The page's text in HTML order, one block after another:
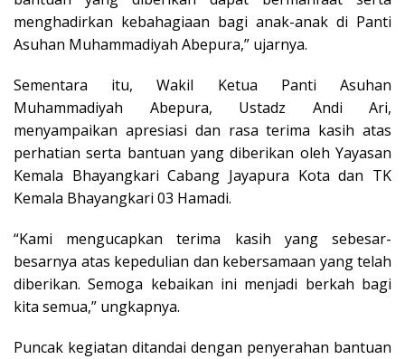
menghadirkan kebahagiaan bagi anak-anak di Panti
Asuhan Muhammadiyah Abepura,” ujarnya.
Sementara itu, Wakil Ketua Panti Asuhan
Muhammadiyah Abepura, Ustadz Andi Ari,
menyampaikan apresiasi dan rasa terima kasih atas
perhatian serta bantuan yang diberikan oleh Yayasan
Kemala Bhayangkari Cabang Jayapura Kota dan TK
Kemala Bhayangkari 03 Hamadi.
“Kami mengucapkan terima kasih yang sebesar-
besarnya atas kepedulian dan kebersamaan yang telah
diberikan. Semoga kebaikan ini menjadi berkah bagi
kita semua,” ungkapnya.
Puncak kegiatan ditandai dengan penyerahan bantuan